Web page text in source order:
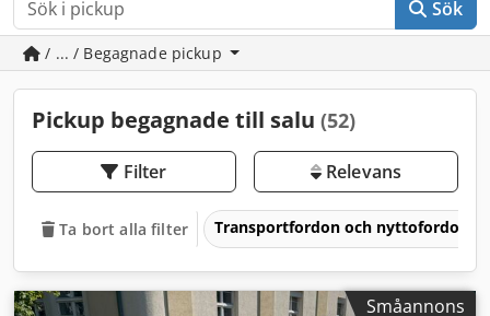
Sök
/ ... / Begagnade pickup
Pickup begagnade till salu (52)
Filter Relevans
Ta bort alla filter Transportfordon och nyttofordon
Småannons